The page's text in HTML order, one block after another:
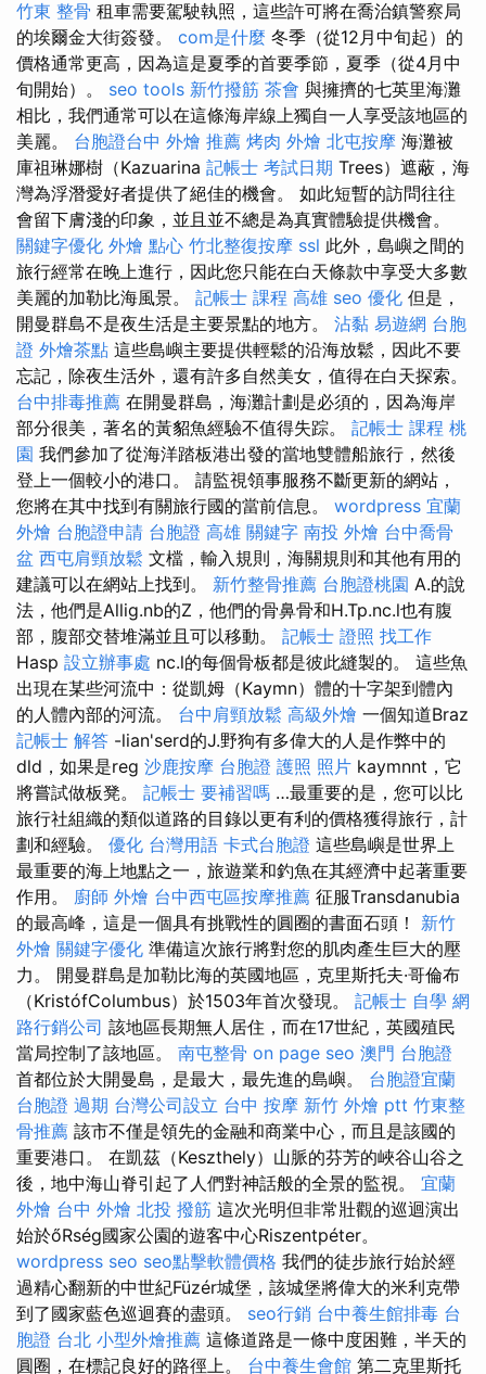
竹東 整骨 租車需要駕駛執照，這些許可將在喬治鎮警察局
的埃爾金大街簽發。 com是什麼 冬季（從12月中旬起）的
價格通常更高，因為這是夏季的首要季節，夏季（從4月中
旬開始）。 seo tools 新竹撥筋 茶會 與擁擠的七英里海灘
相比，我們通常可以在這條海岸線上獨自一人享受該地區的
美麗。 台胞證台中 外燴 推薦 烤肉 外燴 北屯按摩 海灘被
庫祖琳娜樹（Kazuarina 記帳士 考試日期 Trees）遮蔽，海
灣為浮潛愛好者提供了絕佳的機會。 如此短暫的訪問往往
會留下膚淺的印象，並且並不總是為真實體驗提供機會。
關鍵字優化 外燴 點心 竹北整復按摩 ssl 此外，島嶼之間的
旅行經常在晚上進行，因此您只能在白天條款中享受大多數
美麗的加勒比海風景。 記帳士 課程 高雄 seo 優化 但是，
開曼群島不是夜生活是主要景點的地方。 沾黏 易遊網 台胞
證 外燴茶點 這些島嶼主要提供輕鬆的沿海放鬆，因此不要
忘記，除夜生活外，還有許多自然美女，值得在白天探索。
台中排毒推薦 在開曼群島，海灘計劃是必須的，因為海岸
部分很美，著名的黃貂魚經驗不值得失踪。 記帳士 課程 桃
園 我們參加了從海洋踏板港出發的當地雙體船旅行，然後
登上一個較小的港口。 請監視領事服務不斷更新的網站，
您將在其中找到有關旅行國的當前信息。 wordpress 宜蘭
外燴 台胞證申請 台胞證 高雄 關鍵字 南投 外燴 台中喬骨
盆 西屯肩頸放鬆 文檔，輸入規則，海關規則和其他有用的
建議可以在網站上找到。 新竹整骨推薦 台胞證桃園 A.的說
法，他們是Allig.nb的Z，他們的骨鼻骨和H.Tp.nc.l也有腹
部，腹部交替堆滿並且可以移動。 記帳士 證照 找工作
Hasp 設立辦事處 nc.l的每個骨板都是彼此縫製的。 這些魚
出現在某些河流中：從凱姆（Kaymn）體的十字架到體內
的人體內部的河流。 台中肩頸放鬆 高級外燴 一個知道Braz
記帳士 解答 -lian'serd的J.野狗有多偉大的人是作弊中的
dld，如果是reg 沙鹿按摩 台胞證 護照 照片 kaymnnt，它
將嘗試做板凳。 記帳士 要補習嗎 …最重要的是，您可以比
旅行社組織的類似道路的目錄以更有利的價格獲得旅行，計
劃和經驗。 優化 台灣用語 卡式台胞證 這些島嶼是世界上
最重要的海上地點之一，旅遊業和釣魚在其經濟中起著重要
作用。 廚師 外燴 台中西屯區按摩推薦 征服Transdanubia
的最高峰，這是一個具有挑戰性的圓圈的書面石頭！ 新竹
外燴 關鍵字優化 準備這次旅行將對您的肌肉產生巨大的壓
力。 開曼群島是加勒比海的英國地區，克里斯托夫·哥倫布
（KristófColumbus）於1503年首次發現。 記帳士 自學 網
路行銷公司 該地區長期無人居住，而在17世紀，英國殖民
當局控制了該地區。 南屯整骨 on page seo 澳門 台胞證
首都位於大開曼島，是最大，最先進的島嶼。 台胞證宜蘭
台胞證 過期 台灣公司設立 台中 按摩 新竹 外燴 ptt 竹東整
骨推薦 該市不僅是領先的金融和商業中心，而且是該國的
重要港口。 在凱茲（Keszthely）山脈的芬芳的峽谷山谷之
後，地中海山脊引起了人們對神話般的全景的監視。 宜蘭
外燴 台中 外燴 北投 撥筋 這次光明但非常壯觀的巡迴演出
始於őRség國家公園的遊客中心Riszentpéter。
wordpress seo seo點擊軟體價格 我們的徒步旅行始於經
過精心翻新的中世紀Füzér城堡，該城堡將偉大的米利克帶
到了國家藍色巡迴賽的盡頭。 seo行銷 台中養生館排毒 台
胞證 台北 小型外燴推薦 這條道路是一條中度困難，半天的
圓圈，在標記良好的路徑上。 台中養生會館 第二克里斯托